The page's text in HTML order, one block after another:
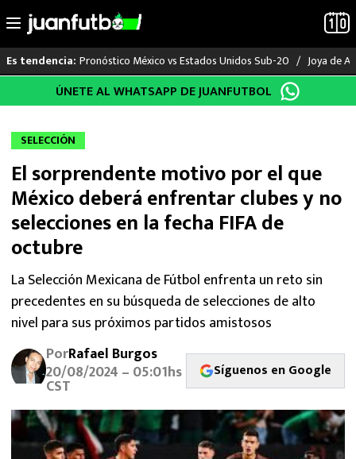
al
Es tendencia: Pronóstico México vs Estados Unidos Sub-20 Joya de
LO ÚLTIMO
LIGA MX
RAYADOS
PUMAS
ATLANTE
SELECCIÓN MEXICANA
FUTBOL INTERNACIONAL
MEXICANOS EN EL EXTRANJERO
FUTBOL ESTUFA
FÓRMULA 1
ÚNETE AL WHATSAPP DE JUANFUTBOL
SELECCIÓN
El sorprendente motivo por el que
México deberá enfrentar clubes y no
selecciones en la fecha FIFA de
octubre
La Selección Mexicana de Fútbol enfrenta un reto sin
precedentes en su búsqueda de selecciones de alto
nivel para sus próximos partidos amistosos
PorRafael Burgos
20/08/2024 – 05:01hs
CST
Síguenos en Google